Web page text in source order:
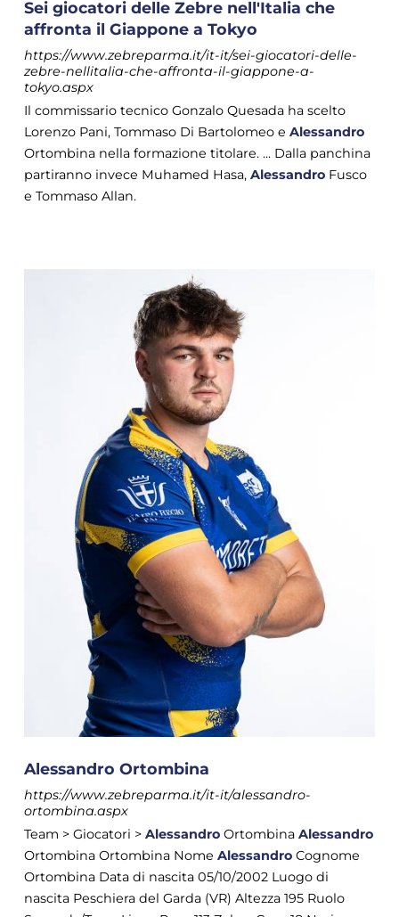
Sei giocatori delle Zebre nell'Italia che
affronta il Giappone a Tokyo
https://www.zebreparma.it/it-it/sei-giocatori-delle-
zebre-nellitalia-che-affronta-il-giappone-a-
tokyo.aspx
Il commissario tecnico Gonzalo Quesada ha scelto
Lorenzo Pani, Tommaso Di Bartolomeo e Alessandro
Ortombina nella formazione titolare. ... Dalla panchina
partiranno invece Muhamed Hasa, AlessandroFusco
e Tommaso Allan.
Alessandro Ortombina
https://www.zebreparma.it/it-it/alessandro-
ortombina.aspx
Team > Giocatori > AlessandroOrtombina Alessandro
Ortombina Ortombina Nome AlessandroCognome
Ortombina Data di nascita 05/10/2002 Luogo di
nascita Peschiera del Garda (VR) Altezza 195 Ruolo